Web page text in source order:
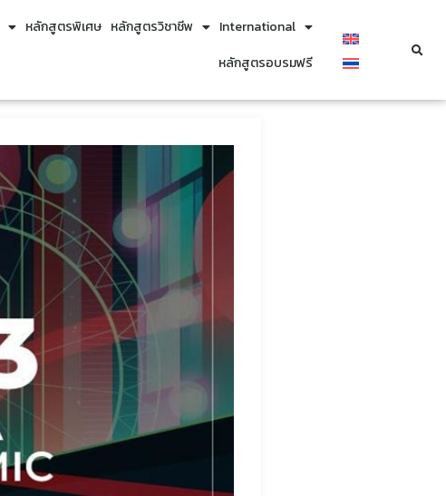
หลักสูตรพิเศษ หลักสูตรวิชาชีพ
International
หลักสูตรอบรมฟรี